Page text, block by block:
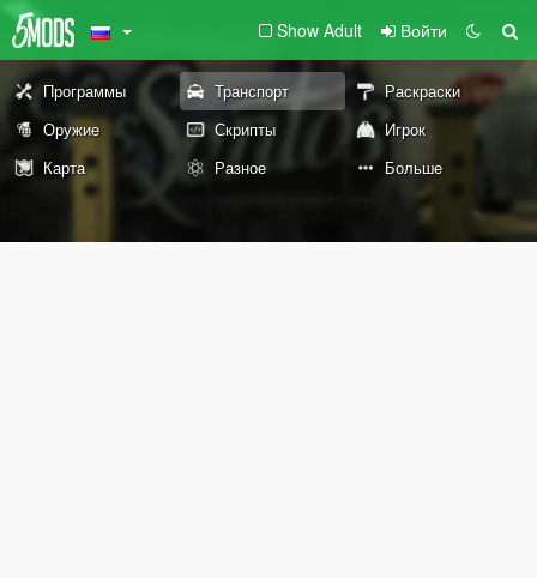
Show Adult Войти
Программы Транспорт
Раскраски
Оружие
Скрипты
Игрок
Карта
Разное Больше